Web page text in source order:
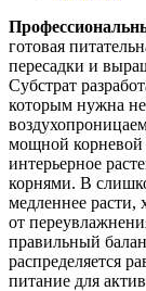
готовая
пересадки и
Субстрат
которым нужна не
мощной
интерьерное
корнями. В
медленнее расти,
от
правильный
распределяется
питание для